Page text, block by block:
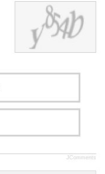
JComments